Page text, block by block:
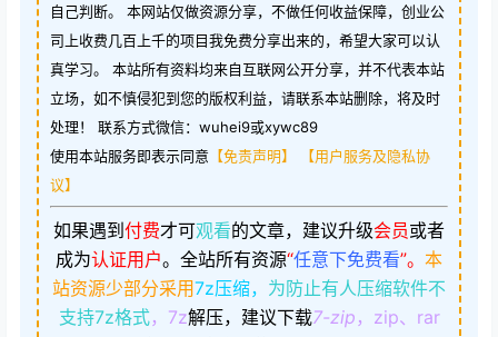
自己判断。 本网站仅做资源分享，不做任何收益保障，创业公
司上收费几百上千的项目我免费分享出来的，希望大家可以认
真学习。 本站所有资料均来自互联网公开分享，并不代表本站
立场，如不慎侵犯到您的版权利益，请联系本站删除，将及时
处理！ 联系方式微信：wuhei9或xywc89
使用本站服务即表示同意 【免责声明】
【用户服务及隐私协
议】
如果遇到付费才可观看的文章，建议升级会员或者
成为认证用户。 全站所有资源“任意下免费看”。 本
站资源少部分采用7z压缩， 为防止有人压缩软件不
支持7z格式，7z解压，建议下载7-zip ，zip、rar